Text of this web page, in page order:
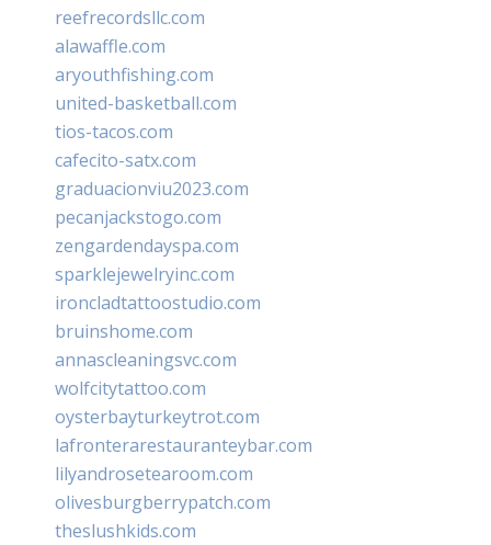
reefrecordsllc.com
alawaffle.com
aryouthfishing.com
united-basketball.com
tios-tacos.com
cafecito-satx.com
graduacionviu2023.com
pecanjackstogo.com
zengardendayspa.com
sparklejewelryinc.com
ironcladtattoostudio.com
bruinshome.com
annascleaningsvc.com
wolfcitytattoo.com
oysterbayturkeytrot.com
lafronterarestauranteybar.com
lilyandrosetearoom.com
olivesburgberrypatch.com
theslushkids.com